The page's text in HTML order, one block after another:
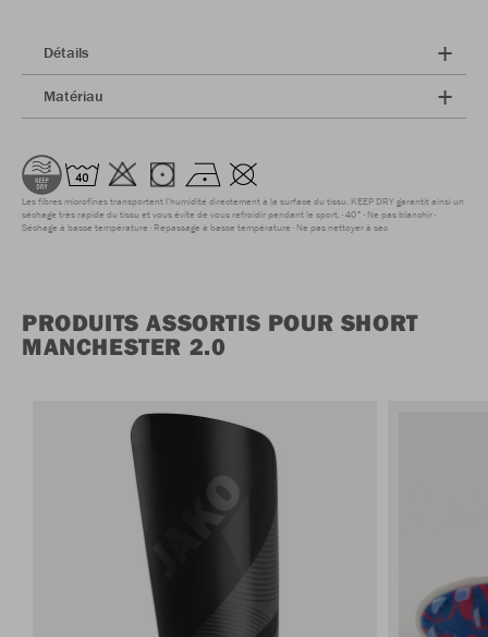
Détails
Matériau
Les fibres microfines transportent l'humidité directement à la surface du tissu. KEEP DRY garantit ainsi un
séchage très rapide du tissu et vous évite de vous refroidir pendant le sport. 40° Ne pas blanchir
Séchage à basse température Repassage à basse température Ne pas nettoyer à sec
PRODUITS ASSORTIS POUR SHORT
MANCHESTER 2.0